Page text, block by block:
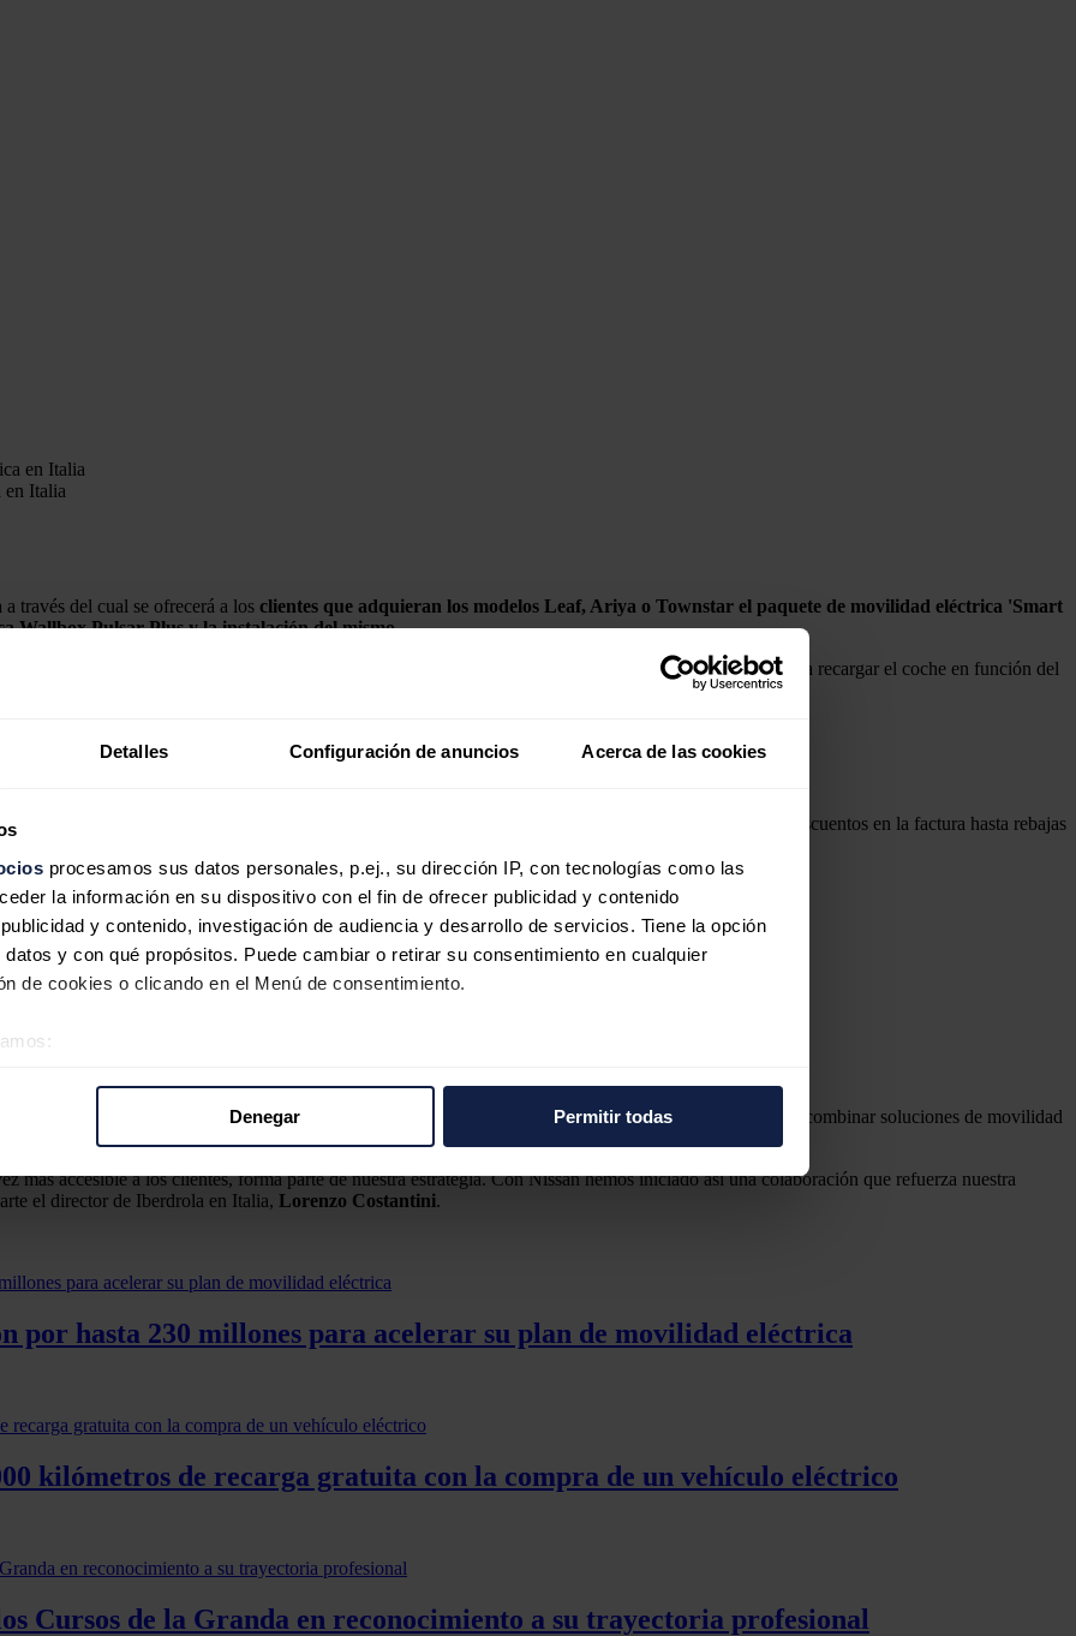
Detalles Configuración de anuncios Acerca de las cookies
procesamos sus datos personales, p.ej., su dirección IP, con tecnologías como las
la información en su dispositivo con el fin de ofrecer publicidad y contenido
y contenido, investigación de audiencia y desarrollo de servicios. Tiene la opción
y con qué propósitos. Puede cambiar o retirar su consentimiento en cualquier
de cookies o clicando en el Menú de consentimiento.
web, quienes pueden combinarla con otra información que les haya proporcionado o
Denegar Permitir todas
en Italia
a través del cual se ofrecerá a los clientes que adquieran los modelos Leaf, Ariya o Townstar el paquete de movilidad eléctrica 'Smart
Wallbox Pulsar Plus y la instalación del mismo.
y puede integrarse con el accesorio opcional 'Powerboost', que permite modular la corriente utilizada para recargar el coche en función del
Mobility a su compra, podrán acceder a un amplio paquete de ventajas de Iberdrola, que van desde descuentos en la factura hasta rebajas
con esta asociación los clientes tendrán acceso a una experiencia de compra "más amplia y cómoda" al combinar soluciones de movilidad
vinculados.
más accesible a los clientes, forma parte de nuestra estrategia. Con Nissan hemos iniciado así una colaboración que refuerza nuestra
el director de Iberdrola en Italia, Lorenzo Costantini.
por hasta 230 millones para acelerar su plan de movilidad eléctrica
kilómetros de recarga gratuita con la compra de un vehículo eléctrico
Cursos de la Granda en reconocimiento a su trayectoria profesional